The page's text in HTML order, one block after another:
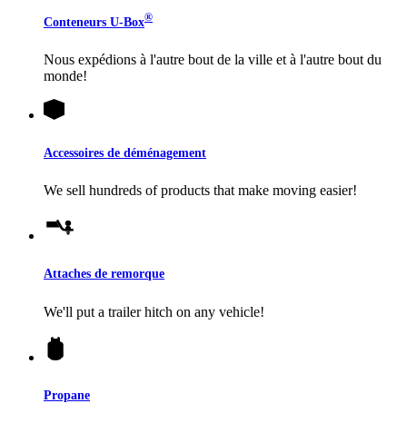
Conteneurs U-Box®
Nous expédions à l'autre bout de la ville et à l'autre bout du
monde!
Accessoires de déménagement
We sell hundreds of products that make moving easier!
Attaches de remorque
We'll put a trailer hitch on any vehicle!
Propane